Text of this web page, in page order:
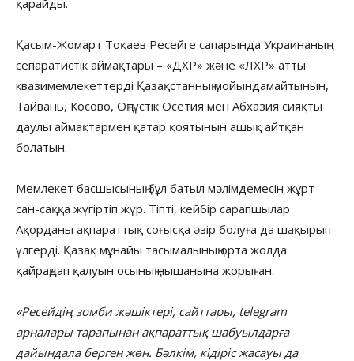
Қасым-Жомарт Тоқаев Ресейге сапарында Украинаның
сепаратистік аймақтары – «ДХР» және «ЛХР» атты
квазимемлекеттерді Қазақстанның мойындамайтынын,
Тайвань, Косово, Оңтүстік Осетия мен Абхазия сияқты
даулы аймақтармен қатар қоятынын ашық айтқан
болатын.
Мемлекет басшысының бұл батыл мәлімдемесін жұрт
сан-саққа жүгіртіп жүр. Тіпті, кейбір сарапшылар
Ақорданы ақпараттық соғысқа әзір болуға да шақырып
үлгерді. Қазақ мұнайы тасымалының орта жолда
қайраңдап қалуын осының нышанына жорыған.
«Ресейдің зомби жәшіктері, сайттары, telegram
арналары тарапынан ақпараттық шабуылдарға
дайындала берген жөн. Бәлкім, кідіріс жасауы да